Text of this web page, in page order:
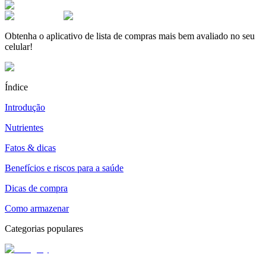
Obtenha o aplicativo de lista de compras mais bem avaliado no seu
celular!
Índice
Introdução
Nutrientes
Fatos & dicas
Benefícios e riscos para a saúde
Dicas de compra
Como armazenar
Categorias populares